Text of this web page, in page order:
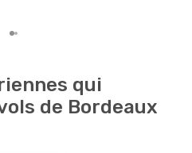
qui
de Bordeaux